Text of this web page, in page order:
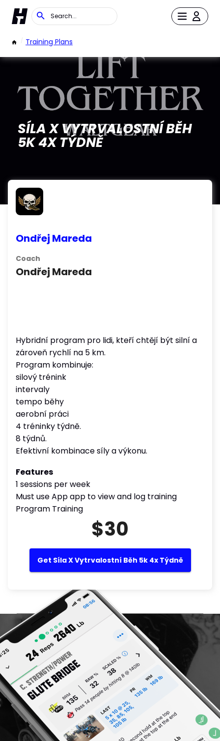
/ Training Plans
SÍLA X VYTRVALOSTNÍ BĚH
5K 4X TÝDNĚ
Ondřej Mareda
Coach
Ondřej Mareda
Hybridní program pro lidi, kteří chtějí být silní a
zároveň rychlí na 5 km.
Program kombinuje:
silový trénink
intervaly
tempo běhy
aerobní práci
4 tréninky týdně.
8 týdnů.
Efektivní kombinace síly a výkonu.
Features
1 sessions per week
Must use App app to view and log training
Program Training
$30
Get Síla X Vytrvalostní Běh 5k 4x Týdně